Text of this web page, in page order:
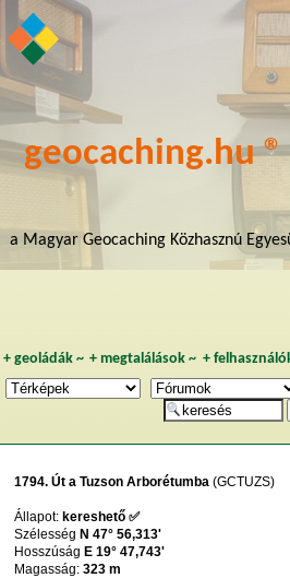
geocaching.hu ®
a Magyar Geocaching Közhasznú
+ geoládák~ +megtalálások ~ +
1794. Út a Tuzson Arborétumba (GCTUZS)
Állapot: kereshető ✅
Szélesség N 47° 56,313'
Hosszúság E 19° 47,743'
Magasság:323 m